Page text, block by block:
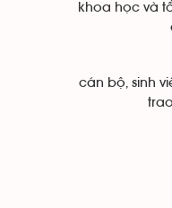
khoa học và
cán bộ, sinh